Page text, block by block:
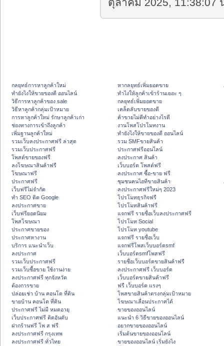
ตุลาคม 2025, 11:38:07
กลยุทธ์การหาลูกค้าใหม่
ทํายังไงให้ขายของดี ออนไลน์
วิธีการหาลูกค้าของ sale
วิธีหาลูกค้ากลุ่มเป้าหมาย
การหาลูกค้าใหม่ รักษาลูกค้าเก่า
ช่องทางการเข้าถึงลูกค้า
เพิ่มฐานลูกค้าใหม่
รวมเว็บลงประกาศฟรี ล่าสุด
รวมเว็บประกาศฟรี
โพสต์ขายของฟรี
ลงโฆษณาสินค้าฟรี
โฆษณาฟรี
ประกาศฟรี
เว็บฟรีไม่จำกัด
ทำ SEO ติด Google
ลงประกาศขาย
เว็บฟรียอดนิยม
โพสโฆษณา
ประกาศขายของ
ประกาศหางาน
บริการ แนะนำเว็บ
ลงประกาศ
รวมเว็บประกาศฟรี
รวมเว็บซื้อขาย ใช้งานง่าย
ลงประกาศฟรี ทุกจังหวัด
ต้องการขาย
ปล่อยเช่า บ้าน คอนโด ที่ดิน
ขายบ้าน คอนโด ที่ดิน
ประกาศฟรี ไม่มี หมดอายุ
เว็บประกาศฟรี ติดอันดับ
ฝากร้านฟรี โพ ส ฟรี
ลงประกาศฟรี กรุงเทพ
ลงประกาศฟรี ทั่วไทย
หากลยุทธ์เพิ่มยอดขาย
ทําไงให้ลูกค้าเข้าร้านเยอะ ๆ
กลยุทธ์เพิ่มยอดขาย
เคล็ดลับขายของดี
ค้าขายไม่ดีทำอย่างไรดี
งานโพสโปรโมทงาน
ทํายังไงให้ขายของดี ออนไลน์
รวม SMFขายสินค้า
ประกาศฟรีออนไลน์
ลงประกาศ สินค้า
เว็บบอร์ด โพสต์ฟรี
ลงประกาศ ซื้อ-ขาย ฟรี
ชุมชนคนไอทีขายสินค้า
ลงประกาศฟรีใหม่ๆ 2023
โปรโมทธุรกิจฟรี
โปรโมทสินค้าฟรี
แจกฟรี รายชื่อเว็บลงประกาศฟรี
โปรโมท Social
โปรโมท youtube
แจกฟรี รายชื่อเว็บ
แจกฟรีโพสเว็บบอร์ดsmf
เว็บบอร์ดsmfโพสฟรี
รายชื่อเว็บบอร์ดขายสินค้าฟรี
ลงประกาศฟรี เว็บบอร์ด
เว็บบอร์ดขายสินค้าฟรี
ฟรี เว็บบอร์ด แรงๆ
โพสขายสินค้าตรงกลุ่มเป้าหมาย
โฆษณาเลื่อนประกาศได้
ขายของออนไลน์
แนะนำ 6 วิธีขายของออนไลน์
อยากขายของออนไลน์
เริ่มต้นขายของออนไลน์
ขายของออนไลน์ เริ่มยังไง